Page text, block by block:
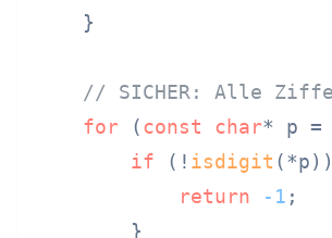
    }
// SICHER: Alle
for (const char* p
if (! isdigit
return
-1 ;
        }